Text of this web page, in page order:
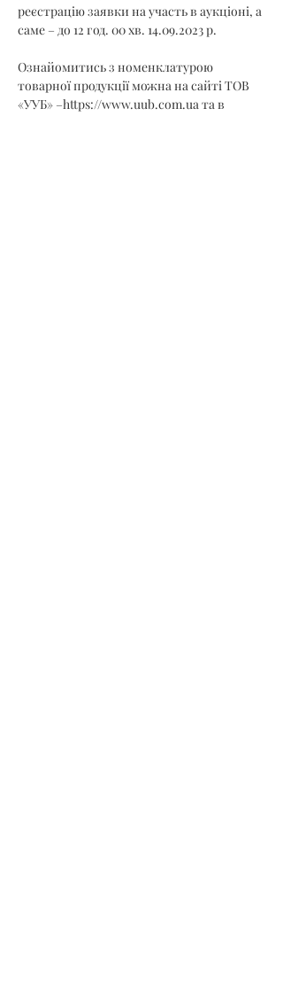
реєстрацію заявки на участь в аукціоні, а
саме – до 12 год. 00 хв. 14.09.2023 р.
Ознайомитись з номенклатурою
товарної продукції можна на сайті ТОВ
«УУБ» –https://www.uub.com.ua та в